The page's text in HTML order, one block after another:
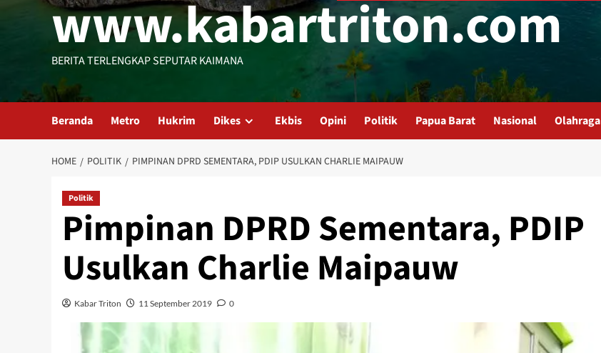
www.kabartriton.com
BERITA TERLENGKAP SEPUTAR KAIMANA
Beranda Metro Hukrim Dikes Ekbis Opini Politik Papua Barat Nasional Olahraga
HOME POLITIK PIMPINAN DPRD SEMENTARA, PDIP USULKAN CHARLIE MAIPAUW
Politik
Pimpinan DPRD Sementara, PDIP
Usulkan Charlie Maipauw
Kabar Triton 11 September 2019 0